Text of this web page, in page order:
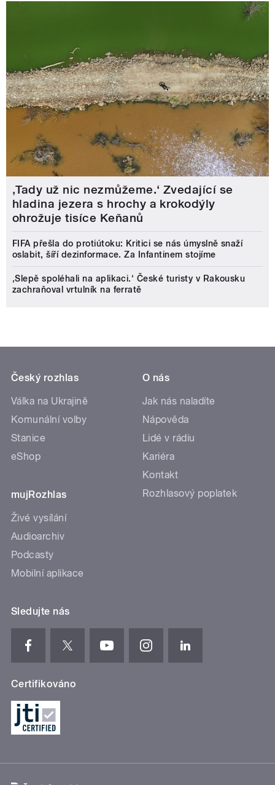
‚Tady už nic nezmůžeme.‘ Zvedající se
hladina jezera s hrochy a krokodýly
ohrožuje tisíce Keňanů
FIFA přešla do protiútoku: Kritici se nás úmyslně snaží
oslabit, šíří dezinformace. Za Infantinem stojíme
‚Slepě spoléhali na aplikaci.‘ České turisty v Rakousku
zachraňoval vrtulník na ferratě
Český rozhlas
Válka na Ukrajině
Komunální volby
Stanice
eShop
mujRozhlas
Živé vysílání
Audioarchiv
Podcasty
Mobilní aplikace
O nás
Jak nás naladíte
Nápověda
Lidé v rádiu
Kariéra
Kontakt
Rozhlasový poplatek
Sledujte nás
Certifikováno